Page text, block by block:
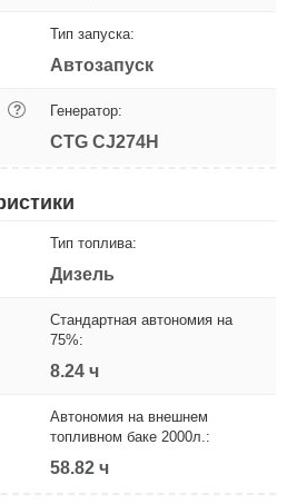
Тип запуска:
Автозапуск
? Генератор:
CTG CJ274H
Тип топлива:
Дизель
Стандартная автономия на
75%:
8.24 ч
Автономия на внешнем
топливном баке 2000л.:
58.82 ч